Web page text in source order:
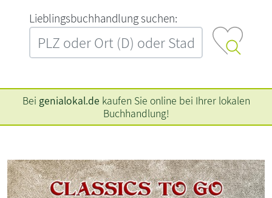
L‍i‍e‍b‍l‍i‍n‍g‍s‍b‍u‍c‍h‍h‍a‍n‍d‍l‍u‍n‍g‍ ‍s‍u‍c‍h‍e‍n‍:‍
Bei genialokal.de kaufen Sie online bei Ihrer lokalen
Buchhandlung!